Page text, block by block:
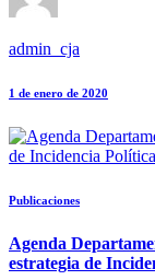
admin_cja
1 de enero de 2020
Publicaciones
Agenda
estrategia de